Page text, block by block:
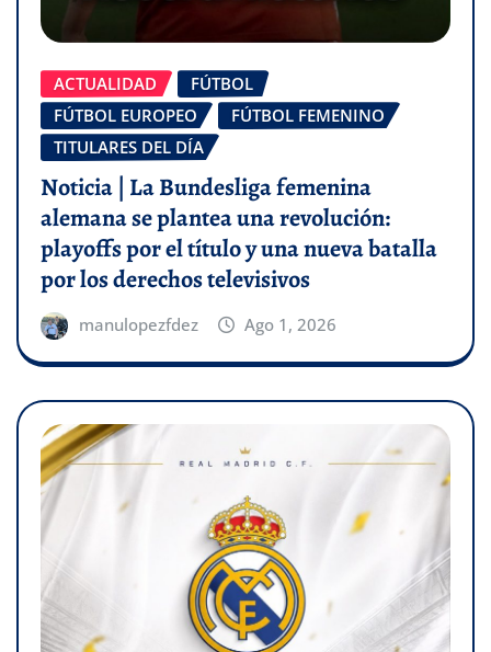
ACTUALIDAD
FÚTBOL
FÚTBOL EUROPEO
FÚTBOL FEMENINO
TITULARES DEL DÍA
Noticia | La Bundesliga femenina
alemana se plantea una revolución:
playoffs por el título y una nueva batalla
por los derechos televisivos
manulopezfdez Ago 1, 2026